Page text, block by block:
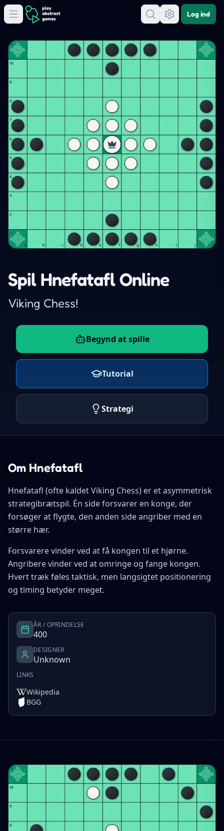
Log ind
Spil Hnefatafl Online
Viking Chess!
Begynd at spille
Tutorial
Strategi
Om Hnefatafl
Hnefatafl (ofte kaldet Viking Chess) er et asymmetrisk
strategibrætspil. Én side forsvarer en konge, der
forsøger at flygte, den anden side angriber med en
større hær.
Forsvarere vinder ved at få kongen til et hjørne.
Angribere vinder ved at omringe og fange kongen.
Hvert træk føles taktisk, men langsigtet positionering
og timing betyder meget.
ÅR / OPRINDELSE
400
DESIGNER
Unknown
LINKS
Wikipedia
BGG